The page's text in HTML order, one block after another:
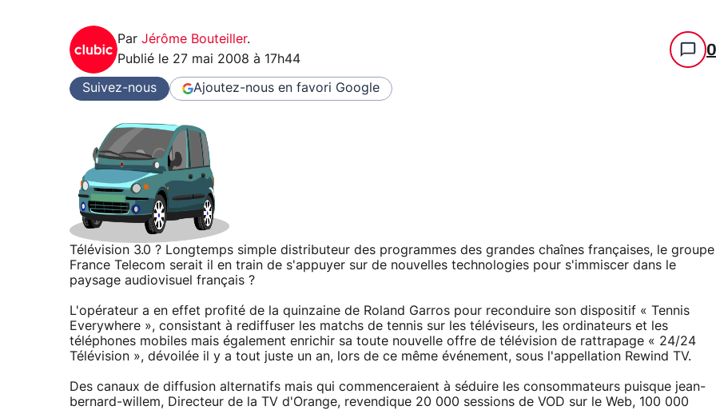
Par Jérôme Bouteiller.
Publié le 27 mai 2008 à 17h44 0
Suivez-nous Ajoutez-nous en favori Google
Télévision 3.0 ? Longtemps simple distributeur des programmes des grandes chaînes françaises, le groupe
France Telecom serait il en train de s'appuyer sur de nouvelles technologies pour s'immiscer dans le
paysage audiovisuel français ?
L'opérateur a en effet profité de la quinzaine de Roland Garros pour reconduire son dispositif « Tennis
Everywhere », consistant à rediffuser les matchs de tennis sur les téléviseurs, les ordinateurs et les
téléphones mobiles mais également enrichir sa toute nouvelle offre de télévision de rattrapage « 24/24
Télévision », dévoilée il y a tout juste un an, lors de ce même événement, sous l'appellation Rewind TV.
Des canaux de diffusion alternatifs mais qui commenceraient à séduire les consommateurs puisque jean-
bernard-willem, Directeur de la TV d'Orange, revendique 20 000 sessions de VOD sur le Web, 100 000